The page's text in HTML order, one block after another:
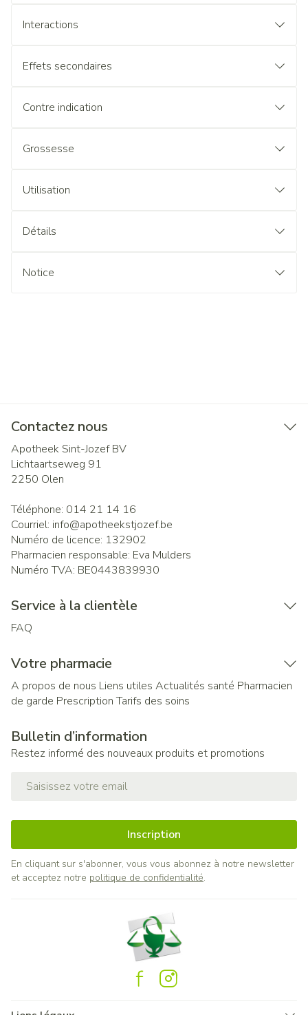
Interactions
Effets secondaires
Contre indication
Grossesse
Utilisation
Détails
Notice
Contactez nous
Apotheek Sint-Jozef BV
Lichtaartseweg 91
2250 Olen
Téléphone: 014 21 14 16
Courriel: info@apotheekstjozef.be
Numéro de licence: 132902
Pharmacien responsable: Eva Mulders
Numéro TVA: BE0443839930
Service à la clientèle
FAQ
Votre pharmacie
A propos de nous Liens utiles Actualités santé Pharmacien
de garde Prescription Tarifs des soins
Bulletin d’information
Restez informé des nouveaux produits et promotions
Inscription
En cliquant sur s'abonner, vous vous abonnez à notre newsletter
et acceptez notre politique de confidentialité.